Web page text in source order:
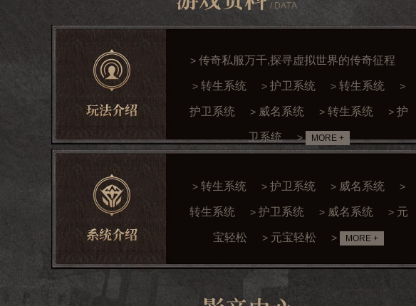
> 传奇私服万千,探寻虚拟世界的传奇征程
> 转生系统 > 护卫系统 > 转生系统 >
护卫系统 > 威名系统 > 转生系统 > 护
卫系统 > MORE +
> 转生系统 > 护卫系统 > 威名系统 >
转生系统 > 护卫系统 > 威名系统 > 元
宝轻松 > 元宝轻松 > MORE +